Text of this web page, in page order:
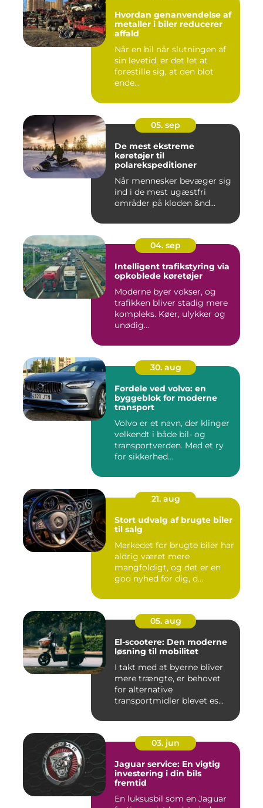
Hvordan genanvendelse af
metaller i biler reducerer
affald
Når en bil når slutningen af
sin levetid, er det let at
forestille sig, at den blot
ende...
05. sep
De mest ekstreme
køretøjer til
polarekspeditioner
Når mennesker bevæger sig
ind i de mest ugæstfri
områder på kloden &nd...
04. sep
Intelligent trafikstyring via
opkoblede køretøjer
Moderne byer vokser, og
trafikken bliver stadig mere
kompleks. Køer, ulykker og
unødig...
30. aug
Fordele ved volvo: en
byggeblok for moderne
transport
Volvo er et navn, der klinger
velkendt i både bil- og
transportverden. Med et ry
for sikkerhed...
21. aug
Stort udvalg af brugte biler
til salg
Markedet for brugte biler har
aldrig været mere
mangfoldigt, og det er en
god nyhed for dig, d...
05. aug
El-scootere: Den moderne
løsning til mobilitet
I takt med at byerne bliver
mere trængte, er behovet
for alternative
transportmidler blevet es...
03. jun
Jaguar service: En vigtig
investering i din bils
fremtid
En luksusbil som en Jaguar